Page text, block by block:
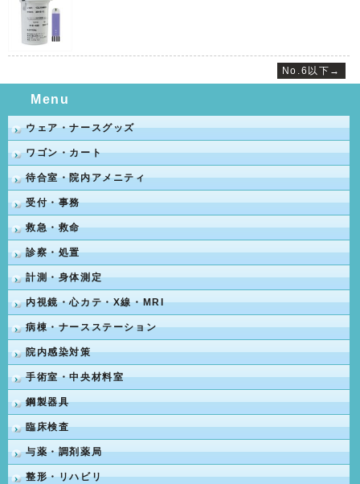
No.6以下→
Menu
ウェア・ナースグッズ
ワゴン・カート
待合室・院内アメニティ
受付・事務
救急・救命
診察・処置
計測・身体測定
内視鏡・心カテ・X線・MRI
病棟・ナースステーション
院内感染対策
手術室・中央材料室
鋼製器具
臨床検査
与薬・調剤薬局
整形・リハビリ